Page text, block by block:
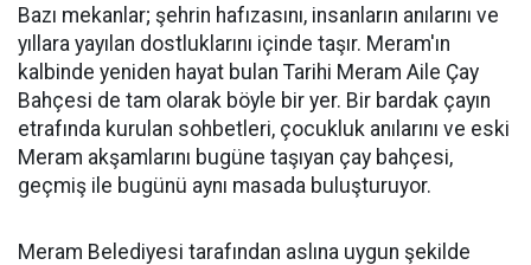
Bazı mekanlar; şehrin hafızasını, insanların anılarını ve
yıllara yayılan dostluklarını içinde taşır. Meram'ın
kalbinde yeniden hayat bulan Tarihi Meram Aile Çay
Bahçesi de tam olarak böyle bir yer. Bir bardak çayın
etrafında kurulan sohbetleri, çocukluk anılarını ve eski
Meram akşamlarını bugüne taşıyan çay bahçesi,
geçmiş ile bugünü aynı masada buluşturuyor.
Meram Belediyesi tarafından aslına uygun şekilde